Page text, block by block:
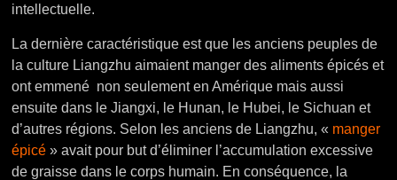
intellectuelle.
La dernière caractéristique est que les anciens peuples de
la culture Liangzhu aimaient manger des aliments épicés et
ont emmené non seulement en Amérique mais aussi
ensuite dans le Jiangxi, le Hunan, le Hubei, le Sichuan et
d’autres régions. Selon les anciens de Liangzhu, « manger
épicé » avait pour but d’éliminer l’accumulation excessive
de graisse dans le corps humain. En conséquence, la